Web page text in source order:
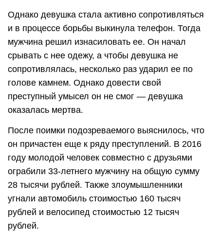
Однако девушка стала активно сопротивляться
и в процессе борьбы выкинула телефон. Тогда
мужчина решил изнасиловать ее. Он начал
срывать с нее одежу, а чтобы девушка не
сопротивлялась, несколько раз ударил ее по
голове камнем. Однако довести свой
преступный умысел он не смог — девушка
оказалась мертва.
После поимки подозреваемого выяснилось, что
он причастен еще к ряду преступлений. В 2016
году молодой человек совместно с друзьями
ограбили 33-летнего мужчину на общую сумму
28 тысячи рублей. Также злоумышленники
угнали автомобиль стоимостью 160 тысяч
рублей и велосипед стоимостью 12 тысяч
рублей.